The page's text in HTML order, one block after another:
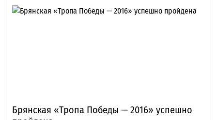
Брянская «Тропа Победы — 2016» успешно